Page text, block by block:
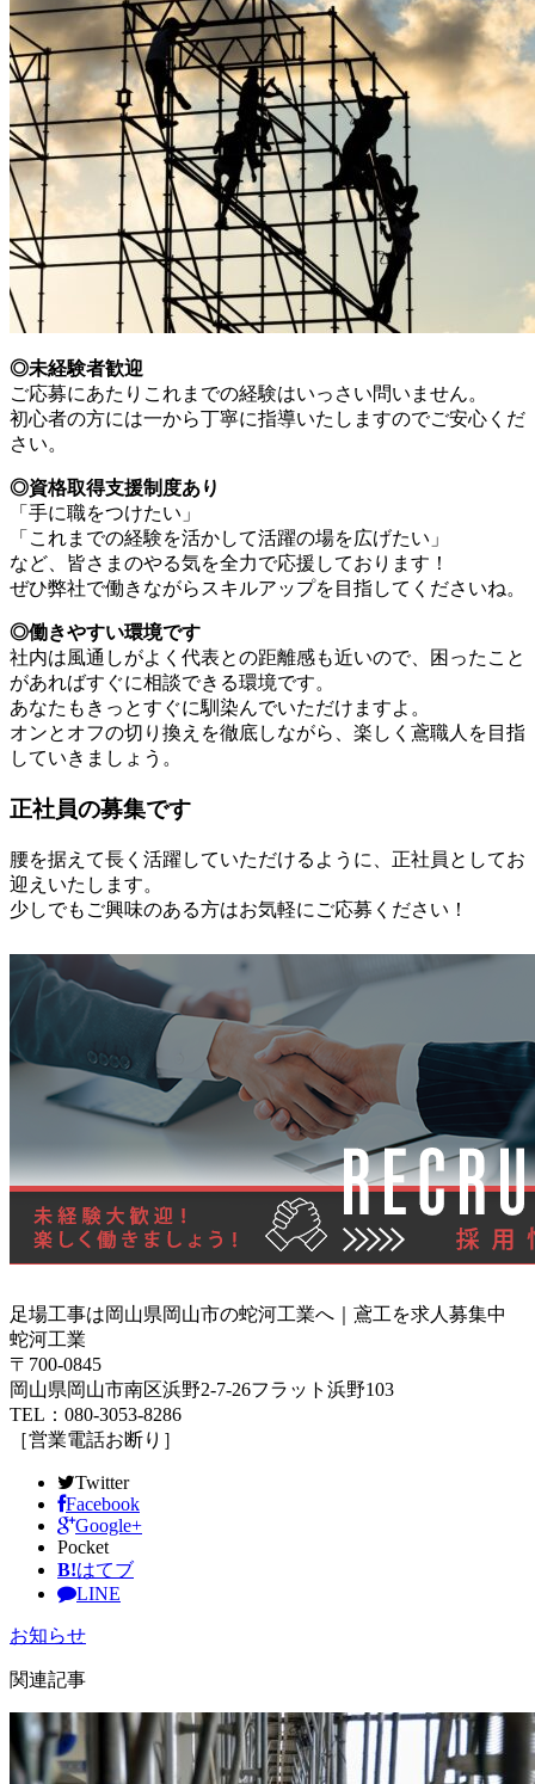
◎未経験者歓迎
ご応募にあたりこれまでの経験はいっさい問いません。
初心者の方には一から丁寧に指導いたしますのでご安心くだ
さい。
◎資格取得支援制度あり
「手に職をつけたい」
「これまでの経験を活かして活躍の場を広げたい」
など、皆さまのやる気を全力で応援しております！
ぜひ弊社で働きながらスキルアップを目指してくださいね。
◎働きやすい環境です
社内は風通しがよく代表との距離感も近いので、困ったこと
があればすぐに相談できる環境です。
あなたもきっとすぐに馴染んでいただけますよ。
オンとオフの切り換えを徹底しながら、楽しく鳶職人を目指
していきましょう。
正社員の募集です
腰を据えて長く活躍していただけるように、正社員としてお
迎えいたします。
少しでもご興味のある方はお気軽にご応募ください！
足場工事は岡山県岡山市の蛇河工業へ｜鳶工を求人募集中
蛇河工業
〒700-0845
岡山県岡山市南区浜野2-7-26フラット浜野103
TEL：080-3053-8286
［営業電話お断り］
Twitter
Facebook
Google+
Pocket
B!はてブ
LINE
お知らせ
関連記事